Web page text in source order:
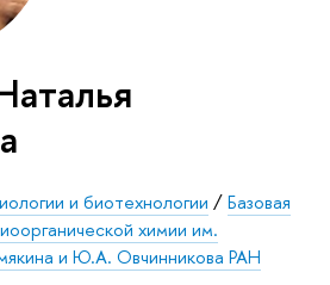
и биотехнологии /Базовая
химии им.
и Ю.А. Овчинникова РАН